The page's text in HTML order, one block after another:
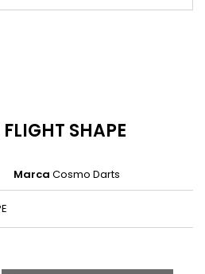
FLIGHT SHAPE
Marca Cosmo Darts